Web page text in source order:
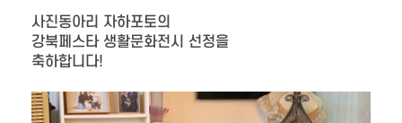
사진동아리 자하포토의
강북페스타 생활문화전시 선정을
축하합니다!